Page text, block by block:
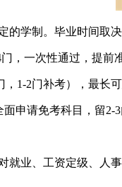
的学制。毕业时间取
，一次性通过，提前
1-2门补考），最长
申请免考科目，留2-
就业、工资定级、人